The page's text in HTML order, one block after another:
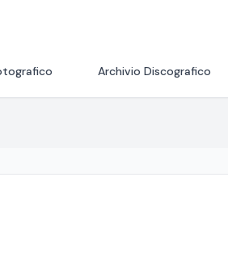
Archivio Discografico